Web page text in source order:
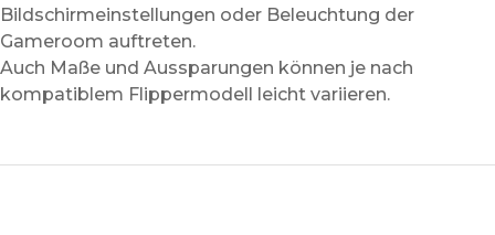
Bildschirmeinstellungen oder Beleuchtung der
Gameroom auftreten.
Auch Maße und Aussparungen können je nach
kompatiblem Flippermodell leicht variieren.